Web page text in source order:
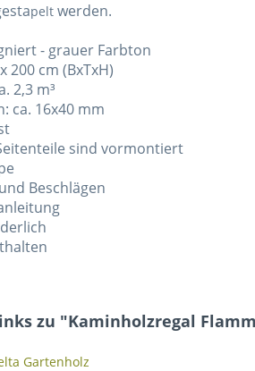
pelt werden.
- grauer Farbton
200 cm (BxTxH)
2,3 m³
ca. 16x40 mm
sind vormontiert
Beschlägen
zu "Kaminholzregal
Gartenholz